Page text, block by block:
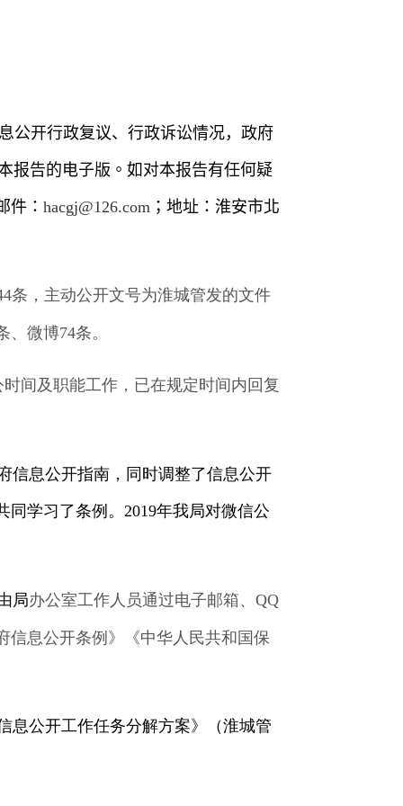
公开行政复议、行政诉讼情况，政府
报告的电子版。如对本报告有任何疑
件：hacgj@126.com ；地址：淮安市北
条，主动公开文号为淮城管发的文件
、微博74条。
间及职能工作，已在规定时间内回复
信息公开指南，同时调整了信息公开
学习了条例。 2019年我局对微信公
局办公室工作人员通过电子邮箱、 QQ
信息公开条例》《中华人民共和国保
息公开工作任务分解方案》（淮城管